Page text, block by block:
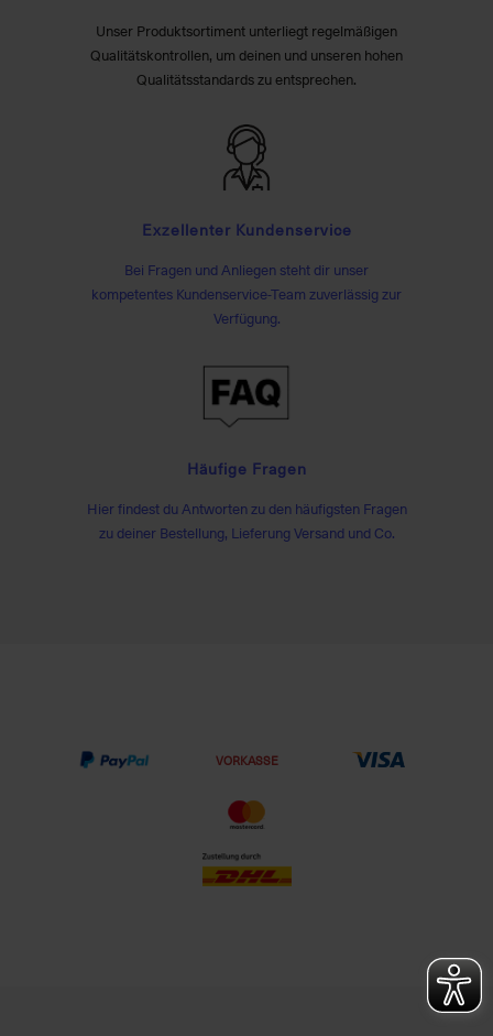
Unser Produktsortiment unterliegt regelmäßigen
Qualitätskontrollen, um deinen und unseren hohen
Qualitätsstandards zu entsprechen.
Exzellenter Kundenservice
Bei Fragen und Anliegen steht dir unser
kompetentes Kundenservice-Team zuverlässig zur
Verfügung.
Häufige Fragen
Hier findest du Antworten zu den häufigsten Fragen
zu deiner Bestellung, Lieferung Versand und Co.
VORKASSE